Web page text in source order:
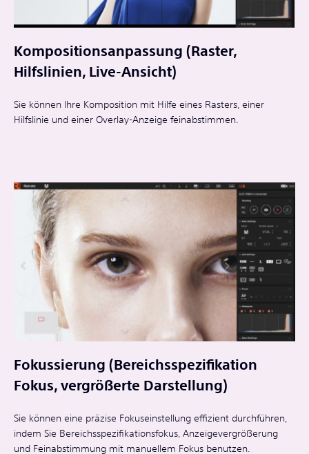
Kompositionsanpassung (Raster,
Hilfslinien, Live-Ansicht)
Sie können Ihre Komposition mit Hilfe eines Rasters, einer
Hilfslinie und einer Overlay-Anzeige feinabstimmen.
Fokussierung (Bereichsspezifikation
Fokus, vergrößerte Darstellung)
Sie können eine präzise Fokuseinstellung effizient durchführen,
indem Sie Bereichsspezifikationsfokus, Anzeigevergrößerung
und Feinabstimmung mit manuellem Fokus benutzen.